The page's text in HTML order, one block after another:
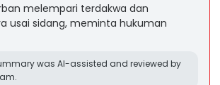
melempari terdakwa dan
usai sidang, meminta hukuman
was AI-assisted and reviewed by